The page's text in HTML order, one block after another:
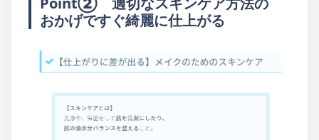
おかげですぐ綺麗に仕上がる